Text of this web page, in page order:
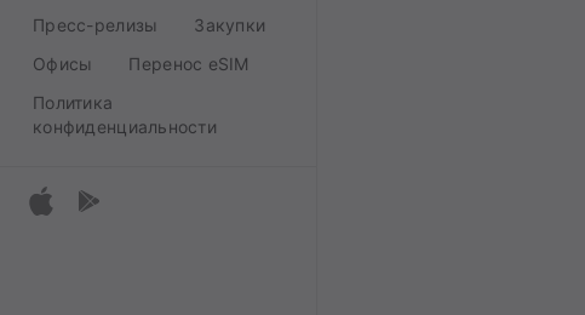
Пресс-релизы
Закупки
Офисы
Перенос eSIM
Политика
конфиденциальности